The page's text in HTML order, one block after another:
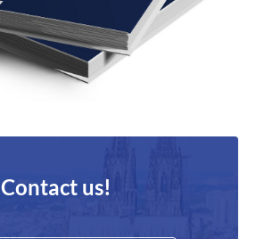
Contact us!